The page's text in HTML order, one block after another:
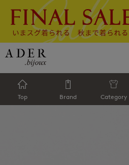
Top Brand Category